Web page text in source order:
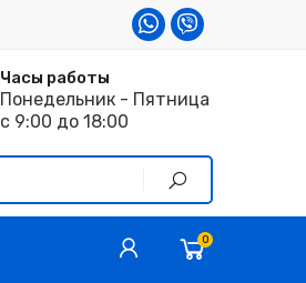
Часы работы
Понедельник - Пятница
с 9:00 до 18:00
0